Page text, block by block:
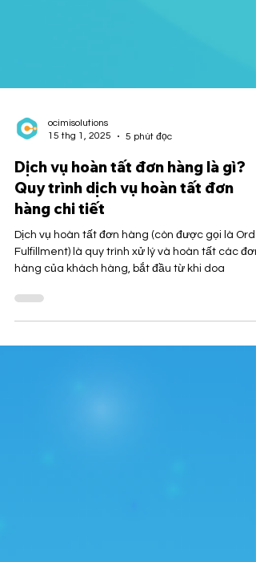
15 thg 1, 2025
5 phút đọc
Dịch vụ hoàn tất đơn hàng là gì?
Quy trình dịch vụ hoàn tất đơn
hàng chi tiết
Dịch vụ hoàn tất đơn hàng (còn được gọi là
hàng của khách hàng, bắt đầu từ khi doa